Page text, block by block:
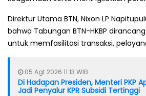
Direktur Utama BTN, Nixon LP
bahwa Tabungan BTN-HKBP
untuk memfasilitasi transaksi,
05 Agt 2026 11:13 WIB
Di Hadapan Presiden, Menteri PKP
Jadi Penyalur KPR Subsidi Tertinggi